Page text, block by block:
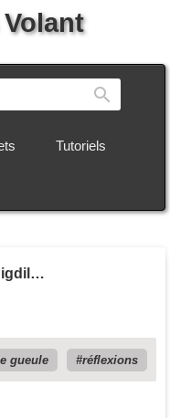
Tutoriels
gueule réflexions